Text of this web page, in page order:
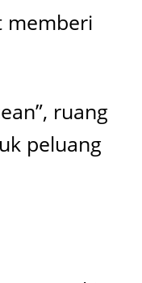
memberi
ruang
peluang